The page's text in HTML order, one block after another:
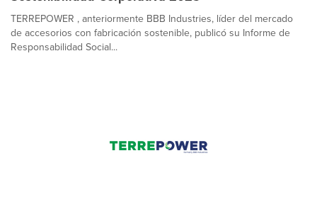
TERREPOWER , anteriormente BBB Industries, líder del mercado
de accesorios con fabricación sostenible, publicó su Informe de
Responsabilidad Social...